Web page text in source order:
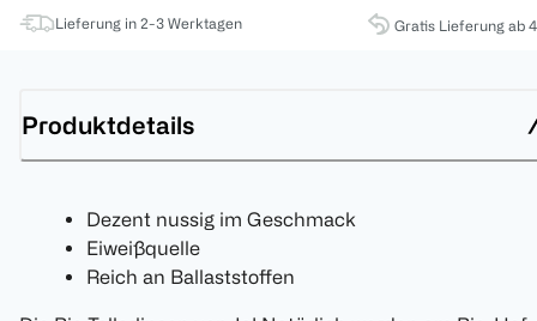
Lieferung in 2-3 Werktagen Gratis Lieferung ab
Produktdetails
Dezent nussig im Geschmack
Eiweißquelle
Reich an Ballaststoffen